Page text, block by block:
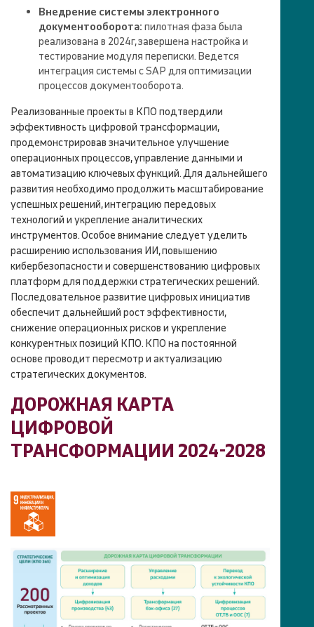
Внедрение системы электронного
документооборота:пилотная фаза была
реализована в 2024г, завершена настройка и
тестирование модуля переписки. Ведется
интеграция системы с SAP для оптимизации
процессов документооборота.
Реализованные проекты в КПО подтвердили
эффективность цифровой трансформации,
продемонстрировав значительное улучшение
операционных процессов, управление данными и
автоматизацию ключевых функций. Для дальнейшего
развития необходимо продолжить масштабирование
успешных решений, интеграцию передовых
технологий и укрепление аналитических
инструментов. Особое внимание следует уделить
расширению использования ИИ, повышению
кибербезопасности и совершенствованию цифровых
платформ для поддержки стратегических решений.
Последовательное развитие цифровых инициатив
обеспечит дальнейший рост эффективности,
снижение операционных рисков и укрепление
конкурентных позиций КПО. КПО на постоянной
основе проводит пересмотр и актуализацию
стратегических документов.
ДОРОЖНАЯ КАРТА
ЦИФРОВОЙ
ТРАНСФОРМАЦИИ 2024-2028